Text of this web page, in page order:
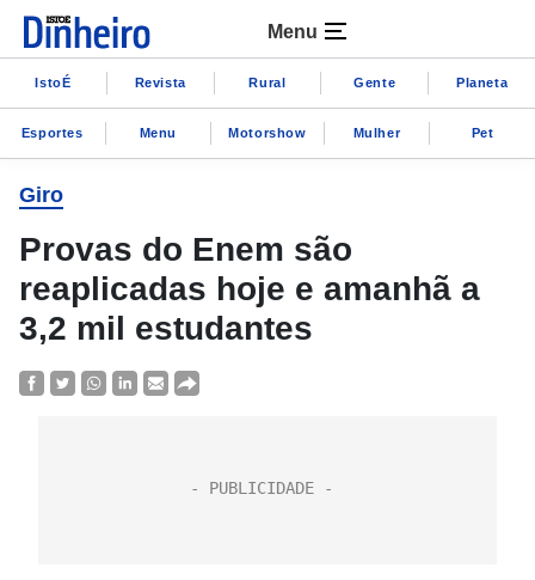
Menu
IstoÉ Revista Rural Gente Planeta
Esportes Menu Motorshow Mulher Pet
Giro
Provas do Enem são
reaplicadas hoje e amanhã a
3,2 mil estudantes